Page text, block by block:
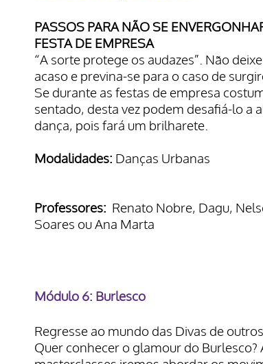
PASSOS PARA NÃO SE
FESTA DE EMPRESA
“A sorte protege os audazes”. Não
acaso e previna-se para o caso de
Se durante as festas de empresa
sentado, desta vez podem desafiá-lo a
dança, pois fará um brilharete.
Modalidades: Danças Urbanas
Professores: Renato Nobre, Dagu,
Soares ou Ana Marta
Módulo 6: Burlesco
Regresse ao mundo das Divas de
Quer conhecer o glamour do Burlesco?